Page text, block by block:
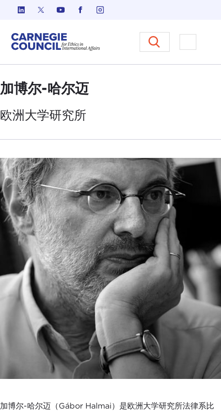
跳至内容
Carnegie Council 国际事务中的
打开菜单
加博尔-哈尔迈
欧洲大学研究所
加博尔-哈尔迈（Gábor Halmai）是欧洲大学研究所法律系比